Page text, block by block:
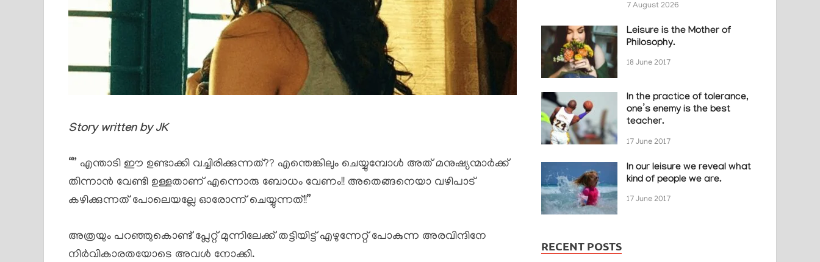
Story written by JK
“” എന്താടി ഈ ഉണ്ടാക്കി വച്ചിരിക്കുന്നത്?? എന്തെങ്കിലും ചെയ്യുമ്പോൾ അത് മനുഷ്യന്മാർക്ക്
തിന്നാൻ വേണ്ടി ഉള്ളതാണ് എന്നൊരു ബോധം വേണം!! അതെങ്ങനെയാ വഴിപാട്
കഴിക്കുന്നത് പോലെയല്ലേ ഓരോന്ന് ചെയ്യുന്നത്!!”
അത്രയും പറഞ്ഞുകൊണ്ട് പ്ലേറ്റ് മുന്നിലേക്ക് തട്ടിയിട്ട് എഴുന്നേറ്റ് പോകുന്ന അരവിന്ദിനേ
നിർവികാരതയോടെ അവൾ നോക്കി.
7 August 2026
Leisure is the Mother of
Philosophy.
18 June 2017
In the practice of tolerance,
one’s enemy is the best
teacher.
17 June 2017
In our leisure we reveal what
kind of people we are.
17 June 2017
RECENT POSTS